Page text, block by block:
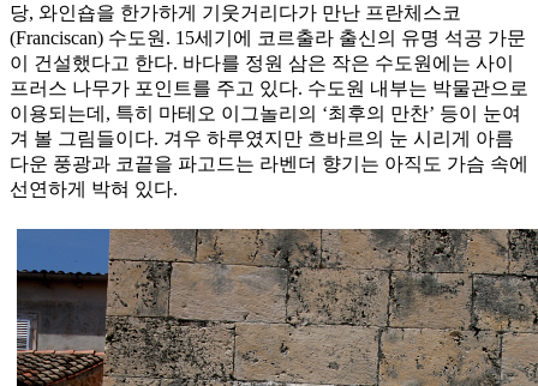
당, 와인숍을 한가하게 기웃거리다가 만난 프란체스코
(Franciscan) 수도원. 15세기에 코르출라 출신의 유명 석공 가문
이 건설했다고 한다. 바다를 정원 삼은 작은 수도원에는 사이
프러스 나무가 포인트를 주고 있다. 수도원 내부는 박물관으로
이용되는데, 특히 마테오 이그놀리의 ‘최후의 만찬’ 등이 눈여
겨 볼 그림들이다. 겨우 하루였지만 흐바르의 눈 시리게 아름
다운 풍광과 코끝을 파고드는 라벤더 향기는 아직도 가슴 속에
선연하게 박혀 있다.